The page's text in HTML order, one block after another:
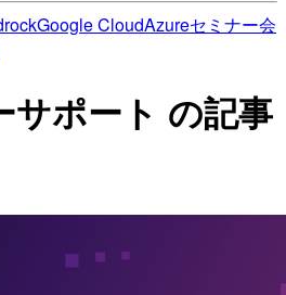
Google CloudAzureセミナー会
サポート の記事